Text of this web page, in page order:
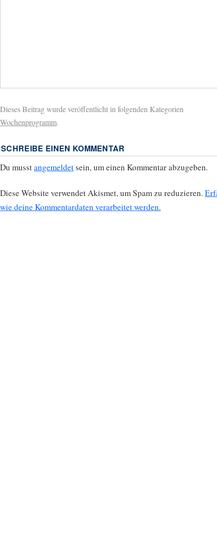
Dieses Beitrag wurde veröffentlicht in folgenden Kategorien
Wochenprogramm.
SCHREIBE EINEN KOMMENTAR
Du musstangemeldet sein, um einen Kommentar abzugeben.
Diese Website verwendet Akismet, um Spam zu reduzieren.
wie deine Kommentardaten verarbeitet werden.